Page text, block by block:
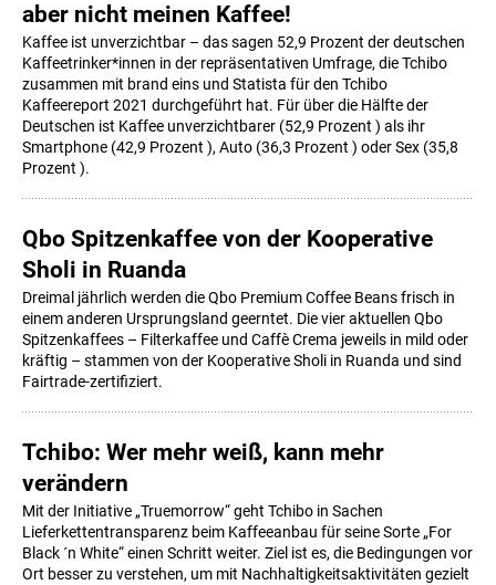
aber nicht meinen Kaffee!
Kaffee ist unverzichtbar – das sagen 52,9 Prozent der deutschen
Kaffeetrinker*innen in der repräsentativen Umfrage, die Tchibo
zusammen mit brand eins und Statista für den Tchibo
Kaffeereport 2021 durchgeführt hat. Für über die Hälfte der
Deutschen ist Kaffee unverzichtbarer (52,9 Prozent ) als ihr
Smartphone (42,9 Prozent ), Auto (36,3 Prozent ) oder Sex (35,8
Prozent ).
Qbo Spitzenkaffee von der Kooperative
Sholi in Ruanda
Dreimal jährlich werden die Qbo Premium Coffee Beans frisch in
einem anderen Ursprungsland geerntet. Die vier aktuellen Qbo
Spitzenkaffees – Filterkaffee und Caffè Crema jeweils in mild oder
kräftig – stammen von der Kooperative Sholi in Ruanda und sind
Fairtrade-zertifiziert.
Tchibo: Wer mehr weiß, kann mehr
verändern
Mit der Initiative „Truemorrow“ geht Tchibo in Sachen
Lieferkettentransparenz beim Kaffeeanbau für seine Sorte „For
Black ´n White“ einen Schritt weiter. Ziel ist es, die Bedingungen vor
Ort besser zu verstehen, um mit Nachhaltigkeitsaktivitäten gezielt